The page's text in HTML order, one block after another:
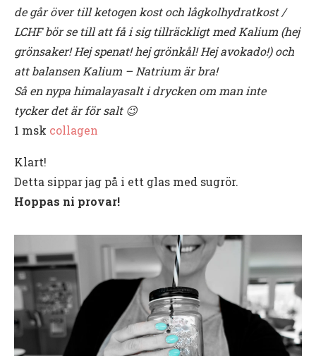
de går över till ketogen kost och lågkolhydratkost /
LCHF bör se till att få i sig tillräckligt med Kalium (hej
grönsaker! Hej spenat! hej grönkål! Hej avokado!) och
att balansen Kalium – Natrium är bra!
Så en nypa himalayasalt i drycken om man inte
tycker det är för salt 😉
1 msk collagen
Klart!
Detta sippar jag på i ett glas med sugrör.
Hoppas ni provar!